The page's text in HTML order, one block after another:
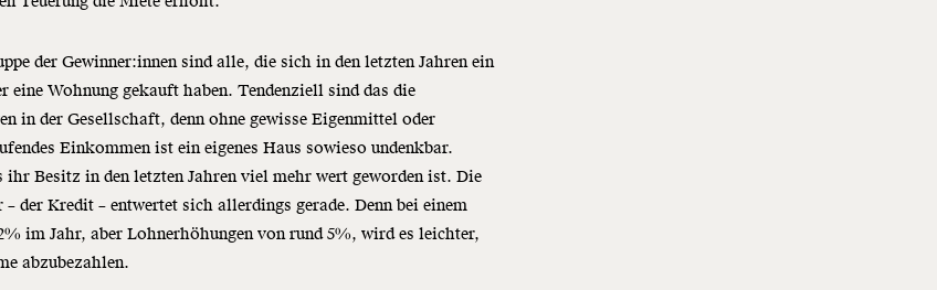
der Gewinner:innen sind alle, die sich in den letzten Jahren ein
eine Wohnung gekauft haben. Tendenziell sind das die
in der Gesellschaft, denn ohne gewisse Eigenmittel oder
Einkommen ist ein eigenes Haus sowieso undenkbar.
ihr Besitz in den letzten Jahren viel mehr wert geworden ist. Die
– der Kredit – entwertet sich allerdings gerade. Denn bei einem
im Jahr, aber Lohnerhöhungen von rund 5%, wird es leichter,
abzubezahlen.